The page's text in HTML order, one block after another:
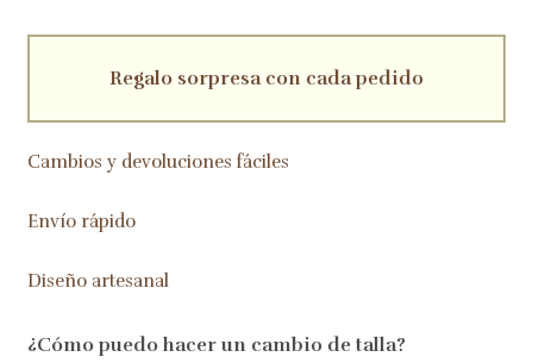
Regalo sorpresa con cada pedido
Cambios y devoluciones fáciles
Envío rápido
Diseño artesanal
¿Cómo puedo hacer un cambio de talla?